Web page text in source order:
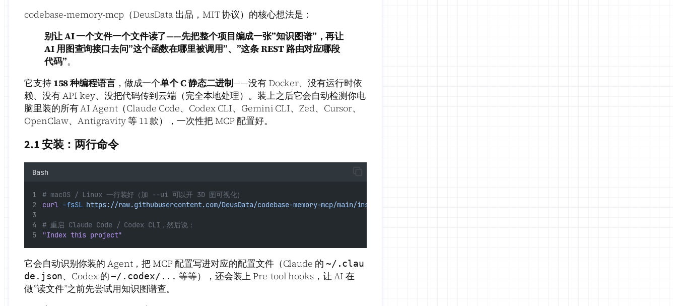
codebase-memory-mcp（DeusData 出品，MIT 协议）的核心想法是：
别让 AI 一个文件一个文件读了——先把整个项目编成一张”知识图谱”，再让
AI 用图查询接口去问”这个函数在哪里被调用”、”这条 REST 路由对应哪段
代码”。
它支持 158 种编程语言，做成一个单个 C 静态二进制——没有 Docker、没有运行时依
赖、没有 API key、没把代码传到云端（完全本地处理）。装上之后它会自动检测你电
脑里装的所有 AI Agent（Claude Code、Codex CLI、Gemini CLI、Zed、Cursor、
OpenClaw、Antigravity 等 11 款），一次性把 MCP 配置好。
2.1 安装：两行命令
Bash
# macOS / Linux 一行装好（加 --ui 可以开 3D 图可视化）
curl -fsSL https://raw.githubusercontent.com/DeusData/codebase-memory-mcp/main/install.sh
# 重启 Claude Code / Codex CLI，然后说：
"Index this project"
它会自动识别你装的 Agent，把 MCP 配置写进对应的配置文件（Claude 的 ~/.clau
de.json、Codex 的~/.codex/... 等等），还会装上 Pre-tool hooks，让 AI 在
做”读文件”之前先尝试用知识图谱查。